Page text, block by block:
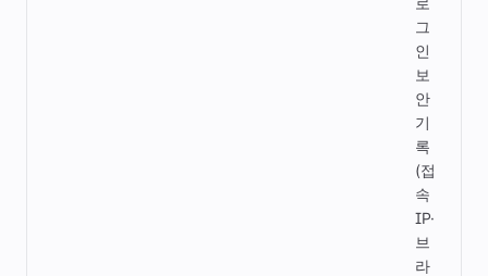
그
인
보
안
기
록
(접
속
IP·
브
라